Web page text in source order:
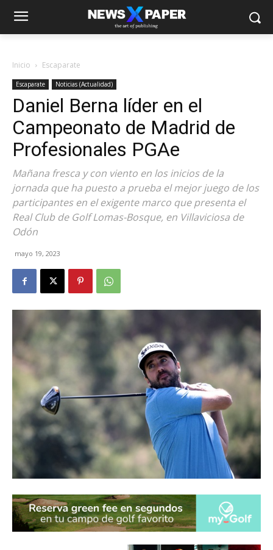
Inicio Escaparate
Escaparate Noticias (Actualidad)
Daniel Berna líder en el
Campeonato de Madrid de
Profesionales PGAe
Mañana fresca y con viento en los inicios de la
jornada que ha puesto a prueba el mejor juego de los
participantes en el exigente marco que presenta el
Real Club de Golf Lomas-Bosque, en Villaviciosa de
Odón
mayo 19, 2023